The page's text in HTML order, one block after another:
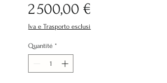
2 500,00 €
Iva e Trasporto esclusi
Quantité *